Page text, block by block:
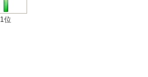
1位